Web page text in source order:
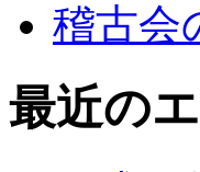
稽古会
最近の